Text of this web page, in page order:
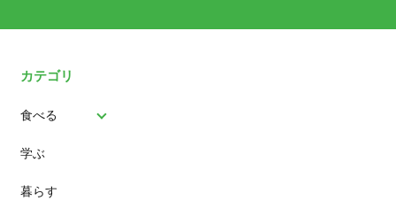
カテゴリ
食べる
パン
スイーツ
学ぶ
暮らす